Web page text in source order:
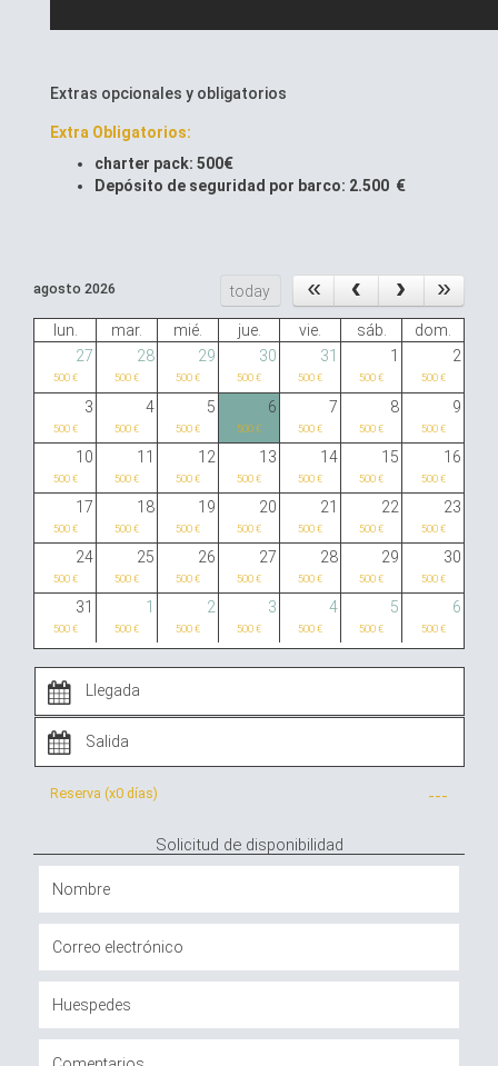
Extras opcionales y obligatorios
Extra Obligatorios:
charter pack: 500€
Depósito de seguridad por barco: 2.500 €
agosto 2026 today
lun. mar. mié. jue. vie. sáb.
dom.
27
28 29 30 31 1 2
500 € 500 € 500 € 500 € 500 € 500 € 500 €
3 4 5 6 7 8 9
500 € 500 € 500 € 500 € 500 € 500 € 500 €
10 11 12 13 14 15 16
500 € 500 € 500 € 500 € 500 € 500 € 500 €
17 18 19 20 21 22 23
500 € 500 € 500 € 500 € 500 € 500 € 500 €
24 25 26 27 28 29 30
500 € 500 € 500 € 500 € 500 € 500 € 500 €
31 1 2 3 4 5 6
500 € 500 € 500 € 500 € 500 € 500 € 500 €
Reserva (x0 días) ---
Solicitud de disponibilidad